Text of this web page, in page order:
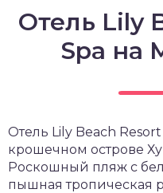
Отель Lily
Spa на
Отель Lily Beach
крошечном острове
Роскошный пляж с
пышная тропическая